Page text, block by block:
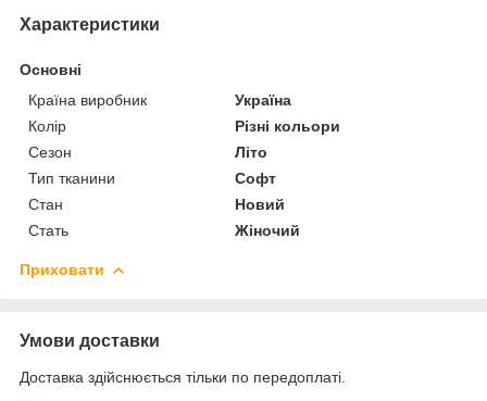
Характеристики
Основні
Країна виробник
Україна
Колір
Різні кольори
Сезон
Літо
Тип тканини
Софт
Стан
Новий
Стать
Жіночий
Приховати
Умови доставки
Доставка здійснюється тільки по передоплаті.